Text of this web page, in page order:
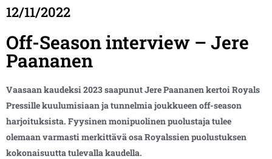
12/11/2022
Off-Season interview – Jere
Paananen
Vaasaan kaudeksi 2023 saapunut Jere Paananen kertoi Royals
Pressille kuulumisiaan ja tunnelmia joukkueen off-season
harjoituksista. Fyysinen monipuolinen puolustaja tulee
olemaan varmasti merkittävä osa Royalssien puolustuksen
kokonaisuutta tulevalla kaudella.